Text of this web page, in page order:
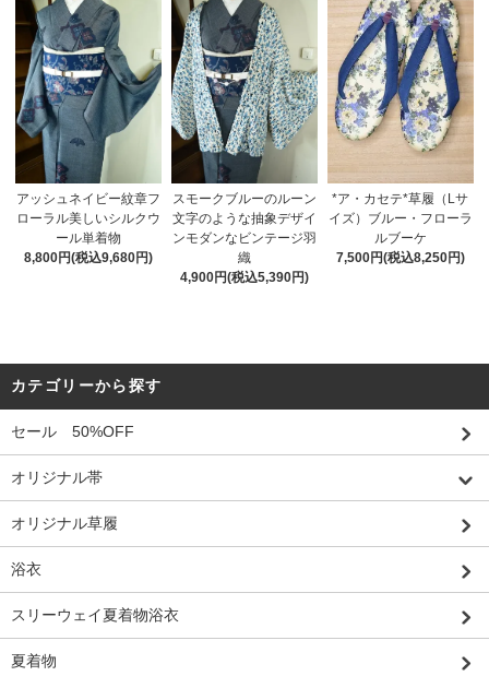
アッシュネイビー紋章フ
ローラル美しいシルクウ
ール単着物
8,800円(税込9,680円)
スモークブルーのルーン
文字のような抽象デザイ
ンモダンなビンテージ羽
織
4,900円(税込5,390円)
*ア・カセテ*草履（Lサ
イズ）ブルー・フローラ
ルブーケ
7,500円(税込8,250円)
カテゴリーから探す
セール 50%OFF
オリジナル帯
オリジナル草履
浴衣
スリーウェイ夏着物浴衣
夏着物